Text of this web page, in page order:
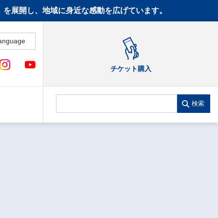
展開し、地域に身近な感動を広げています。
チケット購入
検索